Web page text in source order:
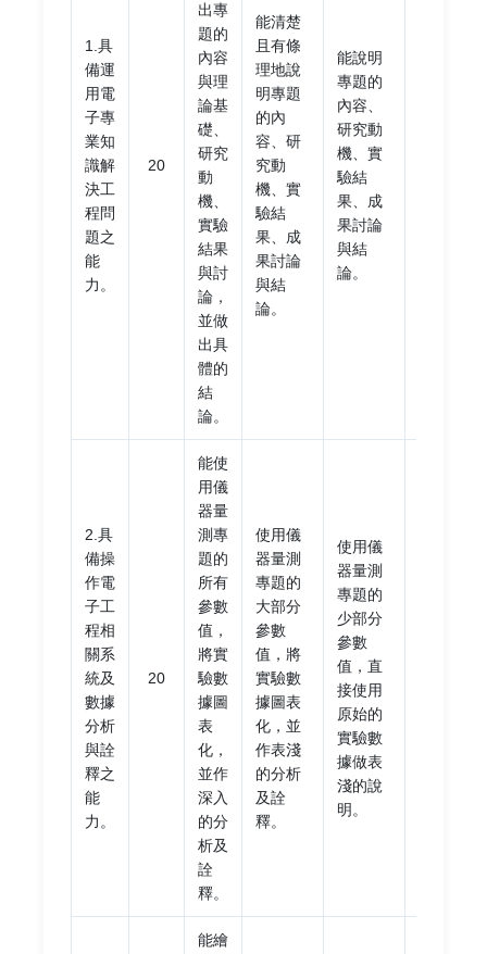
1.具
備運
用電
子專
業知
識解
決工
程問
題之
能
力。
20
出專
題的
內容
與理
論基
礎、
研究
動
機、
實驗
結果
與討
論，
並做
出具
體的
結
論。
能清楚
且有條
理地說
明專題
的內
容、研
究動
機、實
驗結
果、成
果討論
與結
論。
能說明
專題的
內容、
研究動
機、實
驗結
果、成
果討論
與結
論。
2.具
備操
作電
子工
程相
關系
統及
數據
分析
與詮
釋之
能
力。
20
能使
用儀
器量
測專
題的
所有
參數
值，
將實
驗數
據圖
表
化，
並作
深入
的分
析及
詮
釋。
使用儀
器量測
專題的
大部分
參數
值，將
實驗數
據圖表
化，並
作表淺
的分析
及詮
釋。
使用儀
器量測
專題的
少部分
參數
值，直
接使用
原始的
實驗數
據做表
淺的說
明。
能繪